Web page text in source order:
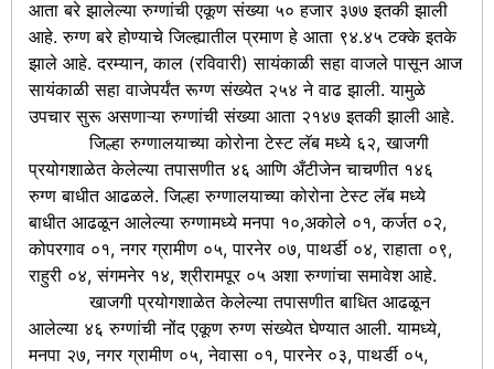
आता बरे झालेल्या रुग्णांची एकूण संख्या ५० हजार ३७७ इतकी झाली
आहे. रुग्ण बरे होण्याचे जिल्ह्यातील प्रमाण हे आता ९४.४५ टक्के इतके
झाले आहे. दरम्यान, काल (रविवारी) सायंकाळी सहा वाजले पासून आज
सायंकाळी सहा वाजेपर्यंत रूग्ण संख्येत २५४ ने वाढ झाली. यामुळे
उपचार सुरू असणाऱ्या रुग्णांची संख्या आता २१४७ इतकी झाली आहे.
जिल्हा रुग्णालयाच्या कोरोना टेस्ट लॅब मध्ये ६२, खाजगी
प्रयोगशाळेत केलेल्या तपासणीत ४६ आणि अँटीजेन चाचणीत १४६
रुग्ण बाधीत आढळले. जिल्हा रुग्णालयाच्या कोरोना टेस्ट लॅब मध्ये
बाधीत आढळून आलेल्या रुग्णामध्ये मनपा १०,अकोले ०१, कर्जत ०२,
कोपरगाव ०१, नगर ग्रामीण ०५, पारनेर ०७, पाथर्डी ०४, राहाता ०९,
राहुरी ०४, संगमनेर १४, श्रीरामपूर ०५ अशा रुग्णांचा समावेश आहे.
खाजगी प्रयोगशाळेत केलेल्या तपासणीत बाधित आढळून
आलेल्या ४६ रुग्णांची नोंद एकूण रुग्ण संख्येत घेण्यात आली. यामध्ये,
मनपा २७, नगर ग्रामीण ०५, नेवासा ०१, पारनेर ०३, पाथर्डी ०५,